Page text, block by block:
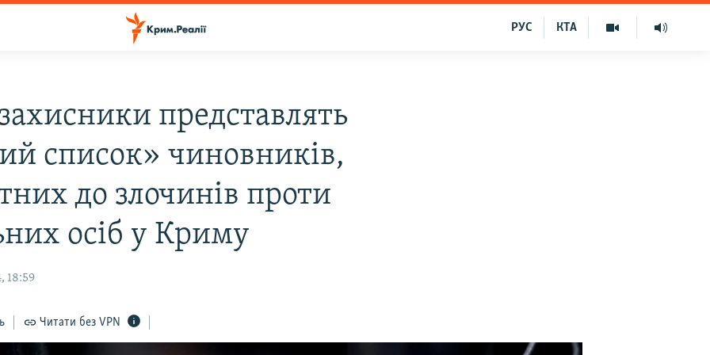
КТА
РУС
представлять
список» чиновників,
до злочинів проти
осіб у Криму
18:59
Читати без VPN